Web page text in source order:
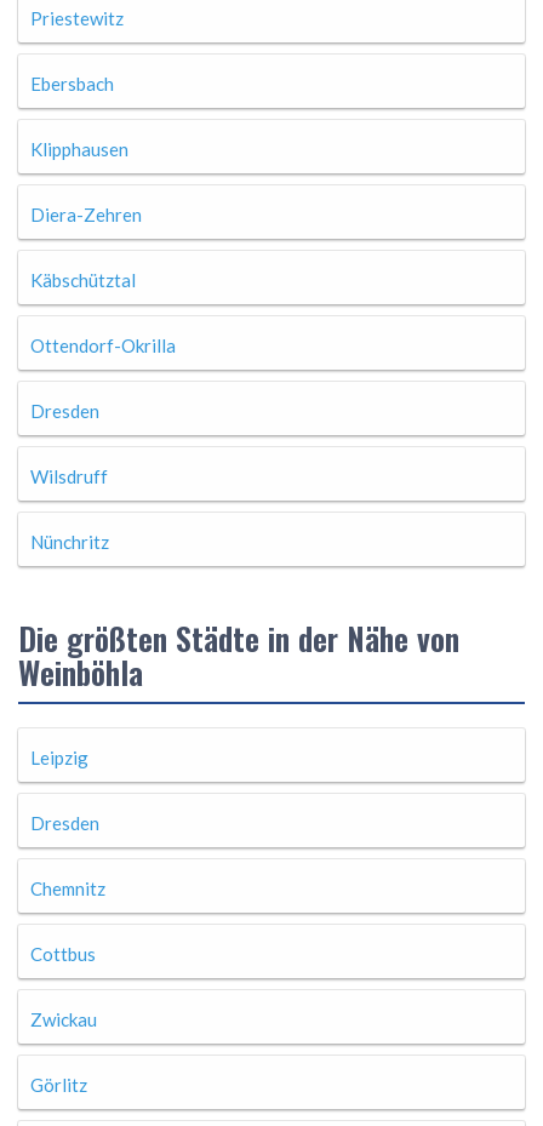
Priestewitz
Ebersbach
Klipphausen
Diera-Zehren
Käbschütztal
Ottendorf-Okrilla
Dresden
Wilsdruff
Nünchritz
Die größten Städte in der Nähe von
Weinböhla
Leipzig
Dresden
Chemnitz
Cottbus
Zwickau
Görlitz